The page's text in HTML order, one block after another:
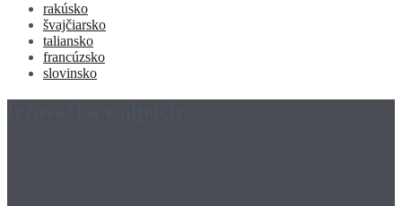
rakúsko
švajčiarsko
taliansko
francúzsko
slovinsko